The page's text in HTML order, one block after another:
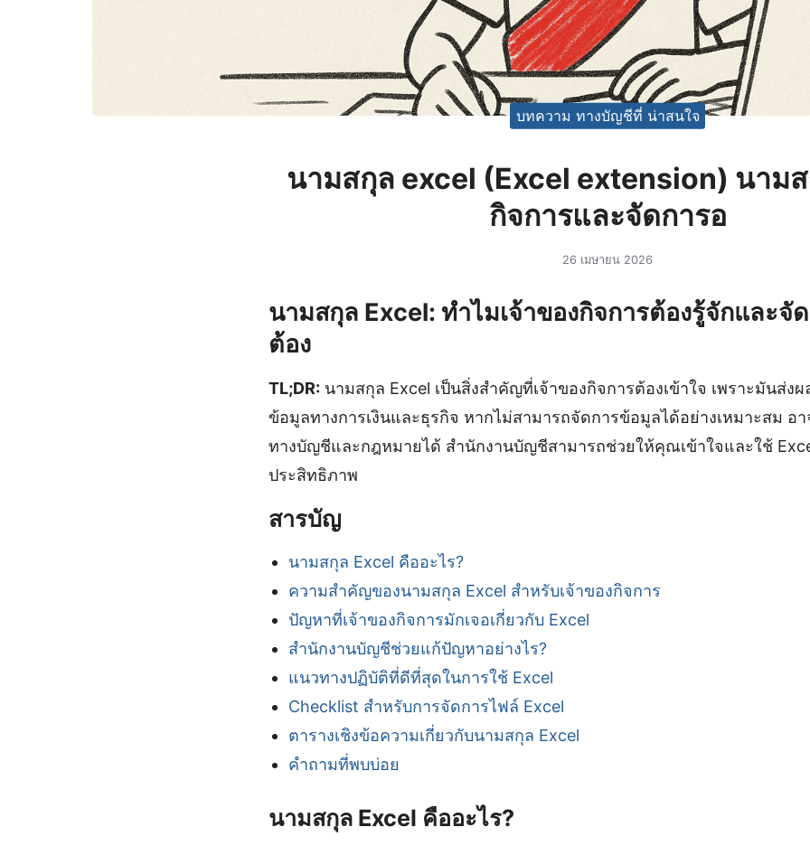
บทความ ทางบัญชีที่ น่าสนใจ
นามสกุล excel (Excel extension) นาม
กิจการและจัดการอ
26 เมษายน 2026
นามสกุล Excel: ทำไมเจ้าของกิจการต้องรู้จักและจั
ต้อง
TL;DR: นามสกุล Excel เป็นสิ่งสำคัญที่เจ้าของกิจการต้องเข้าใจ เพราะมันส่ง
ข้อมูลทางการเงินและธุรกิจ หากไม่สามารถจัดการข้อมูลได้อย่างเหมาะสม อ
ทางบัญชีและกฎหมายได้ สำนักงานบัญชีสามารถช่วยให้คุณเข้าใจและใช้
ประสิทธิภาพ
สารบัญ
นามสกุล Excel คืออะไร?
ความสำคัญของนามสกุล Excel สำหรับเจ้าของกิจการ
ปัญหาที่เจ้าของกิจการมักเจอเกี่ยวกับ Excel
สำนักงานบัญชีช่วยแก้ปัญหาอย่างไร?
แนวทางปฏิบัติที่ดีที่สุดในการใช้ Excel
Checklist สำหรับการจัดการไฟล์ Excel
ตารางเชิงข้อความเกี่ยวกับนามสกุล Excel
คำถามที่พบบ่อย
นามสกุล Excel คืออะไร?